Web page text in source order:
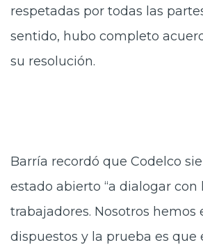
respetadas por todas las
sentido, hubo completo
su resolución.
Barría recordó que Codelco
estado abierto “a dialogar con
trabajadores. Nosotros hemos
dispuestos y la prueba es que